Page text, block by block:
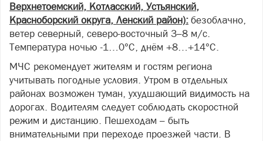
Верхнетоемский, Котласский, Устьянский,
Красноборский округа, Ленский район): безоблачно,
ветер северный, северо-восточный 3–8 м/с.
Температура ночью -1…0°С, днём +8…+14°С.
МЧС рекомендует жителям и гостям региона
учитывать погодные условия. Утром в отдельных
районах возможен туман, ухудшающий видимость на
дорогах. Водителям следует соблюдать скоростной
режим и дистанцию. Пешеходам – быть
внимательными при переходе проезжей части. В